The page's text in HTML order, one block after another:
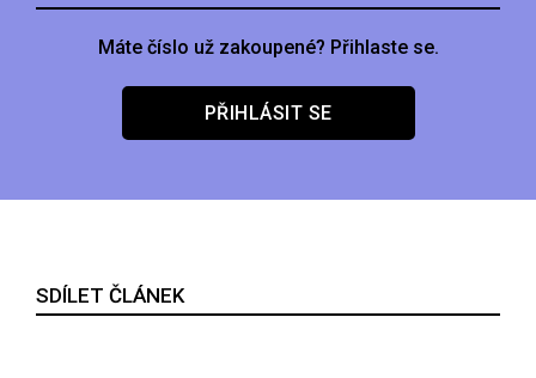
Máte číslo už zakoupené? Přihlaste se.
PŘIHLÁSIT SE
SDÍLET ČLÁNEK